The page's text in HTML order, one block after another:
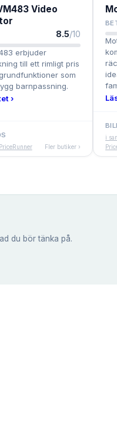
Video
8.5/10
erbjuder
till ett rimligt pris
som
barnpassning.
›
Fler butiker ›
i
du bör tänka på.